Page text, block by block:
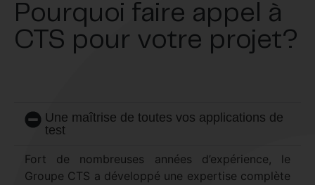
Pourquoi faire appel à
CTS pour votre projet?
Une maîtrise de toutes vos applications de
test
Fort de nombreuses années d’expérience, le
Groupe CTS a développé une expertise complète